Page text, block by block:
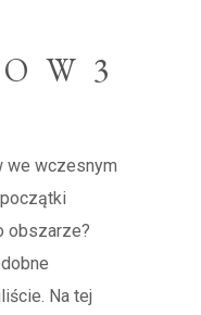
W 3
we wczesnym
obszarze?
Na tej